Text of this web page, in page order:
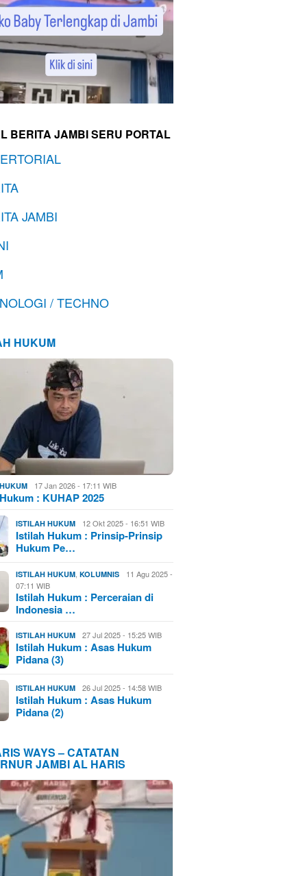
BERITA JAMBI SERU PORTAL
JAMBI
/ TECHNO
HUKUM
17 Jan 2026 - 17:11 WIB
: KUHAP 2025
ISTILAH HUKUM 12 Okt 2025 - 16:51 WIB
Istilah Hukum : Prinsip-Prinsip
Hukum Pe…
ISTILAH HUKUM ,KOLUMNIS
11 Agu 2025 -
07:11 WIB
Istilah Hukum : Perceraian di
Indonesia …
ISTILAH HUKUM 27 Jul 2025 - 15:25 WIB
Istilah Hukum : Asas Hukum
Pidana (3)
ISTILAH HUKUM 26 Jul 2025 - 14:58 WIB
Istilah Hukum : Asas Hukum
Pidana (2)
WAYS – CATATAN
JAMBI AL HARIS